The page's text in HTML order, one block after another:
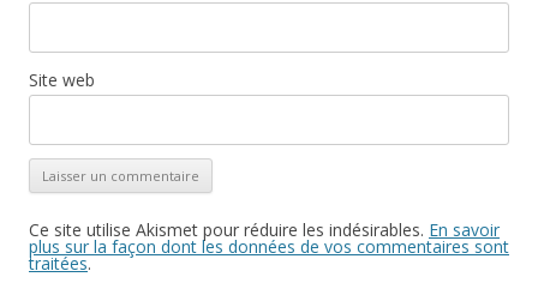
Site web
Ce site utilise Akismet pour réduire les indésirables. En savoir
plus sur la façon dont les données de vos commentaires sont
traitées.